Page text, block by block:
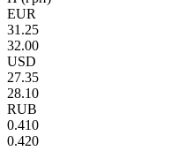
EUR
31.25
32.00
USD
27.35
28.10
RUB
0.410
0.420